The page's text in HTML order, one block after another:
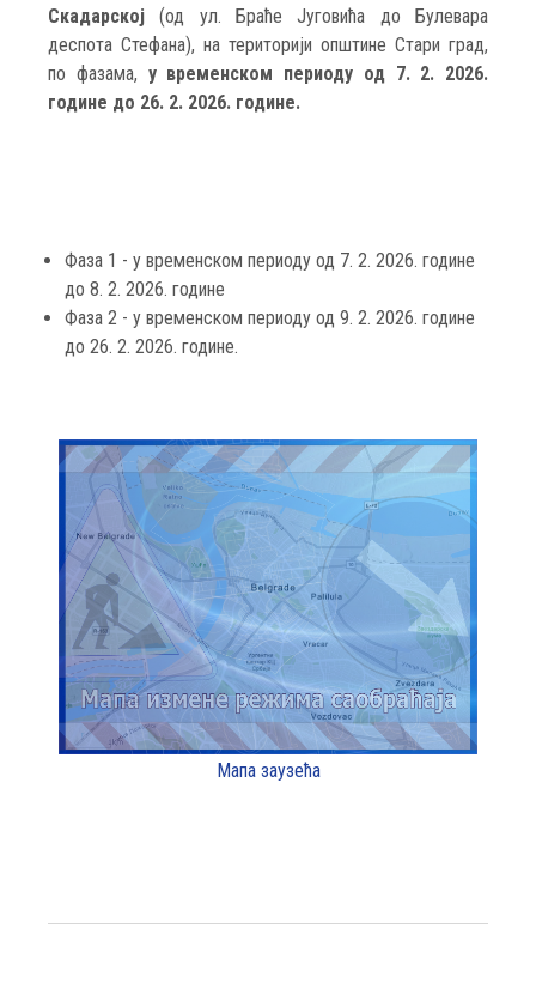
Скадарској (од ул. Браће Југовића до Булевара
деспота Стефана), на територији општине Стари град,
по фазама, у временском периоду од 7. 2. 2026.
године до 26. 2. 2026. године.
Фаза 1 - у временском периоду од 7. 2. 2026. године
до 8. 2. 2026. године
Фаза 2 - у временском периоду од 9. 2. 2026. године
до 26. 2. 2026. године.
Мапа заузећа